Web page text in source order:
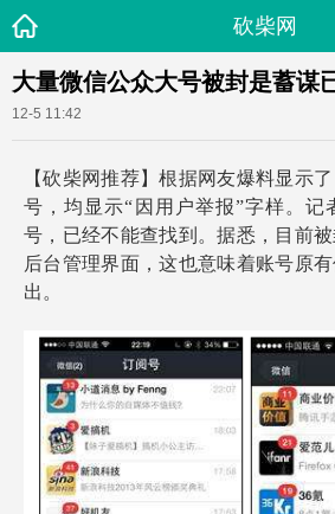
砍柴网
大量微信公众大号被封是蓄谋
12-5 11:42
【砍柴网推荐】根据网友爆料显示
号，均显示“因用户举报”字样。记
号，已经不能查找到。据悉，目前
后台管理界面，这也意味着账号原
出。